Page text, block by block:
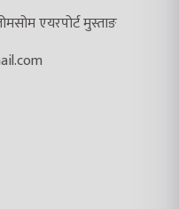
एयरपोर्ट मुस्ताङ